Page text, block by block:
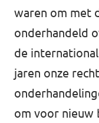
waren om met
onderhandeld
de
jaren onze
om voor nieuw